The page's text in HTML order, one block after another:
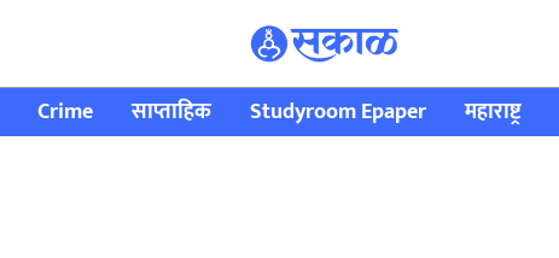
Crime साप्ताहिक Studyroom Epaper महाराष्ट्र